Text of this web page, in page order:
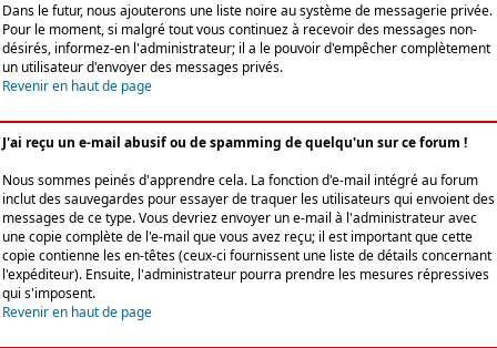
Dans le futur, nous ajouterons une liste noire au système de messagerie privée.
Pour le moment, si malgré tout vous continuez à recevoir des messages non-
désirés, informez-en l'administrateur; il a le pouvoir d'empêcher complètement
un utilisateur d'envoyer des messages privés.
Revenir en haut de page
J'ai reçu un e-mail abusif ou de spamming de quelqu'un sur ce forum !
Nous sommes peinés d'apprendre cela. La fonction d'e-mail intégré au forum
inclut des sauvegardes pour essayer de traquer les utilisateurs qui envoient des
messages de ce type. Vous devriez envoyer un e-mail à l'administrateur avec
une copie complète de l'e-mail que vous avez reçu; il est important que cette
copie contienne les en-têtes (ceux-ci fournissent une liste de détails concernant
l'expéditeur). Ensuite, l'administrateur pourra prendre les mesures répressives
qui s'imposent.
Revenir en haut de page